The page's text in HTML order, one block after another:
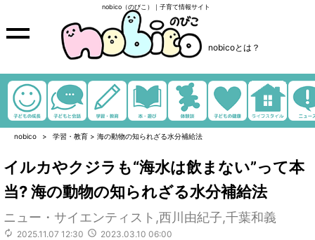
nobico（のびこ）｜子育て情報サイト
nobicoとは？
nobico 学習・教育 > 海の動物の知られざる水分補給法
イルカやクジラも“海水は飲まない”って本
当? 海の動物の知られざる水分補給法
ニュー・サイエンティスト,西川由紀子,千葉和義
2025.11.07 12:30 2023.03.10 06:00